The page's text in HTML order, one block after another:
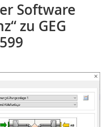
Software
zu GEG